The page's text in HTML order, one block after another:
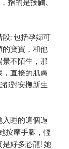
指的是接觸、
: 包括孕婦可
的寶寶，和他
景不陌生，那
，直接的肌膚
都對安撫新生
睡的這個過
按摩手腳，輕
好多恐龍! 她